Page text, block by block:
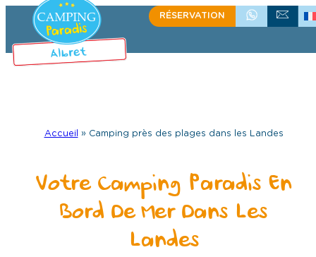
RÉSERVATION+335 58 48 08 64
ÉCRIVEZ-
Accueil » Camping près des plages dans les Landes
Votre Camping Paradis En
Bord De Mer Dans Les
Landes